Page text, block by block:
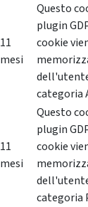
11
mesi
Questo
plugin
cookie
categoria
11
mesi
Questo
plugin
cookie
categoria